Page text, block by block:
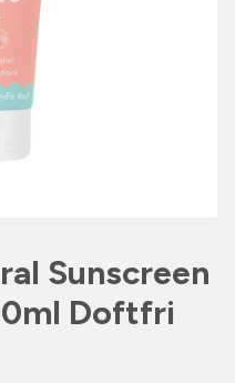
Sunscreen
Doftfri